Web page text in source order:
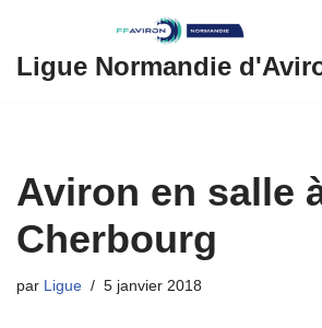
Aller
Ligue Normandie
Aviron en salle
Cherbourg
par Ligue 5 janvier 2018